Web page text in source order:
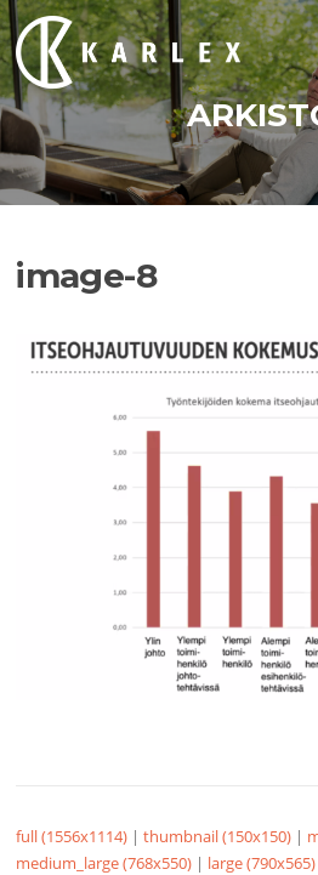
Siirry
suoraan
sisältöön
image-8
full (1556x1114) |thumbnail (150x150) |
medium_large (768x550) | large (790x565)